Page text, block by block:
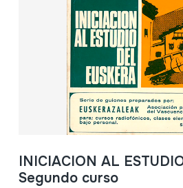
INICIACION AL
Segundo curso